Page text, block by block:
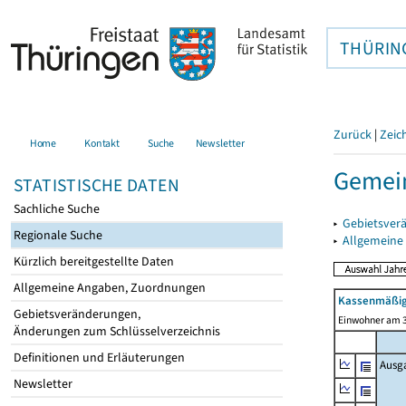
Home Kontakt Suche Newsletter
STATISTISCHE DATEN
Sachliche Suche
Regionale Suche
Kürzlich bereitgestellte Daten
Allgemeine Angaben, Zuordnungen
Gebietsveränderungen,
Änderungen zum Schlüsselverzeichnis
Definitionen und Erläuterungen
Newsletter
Zurück |
▸
▸
Einwohner am